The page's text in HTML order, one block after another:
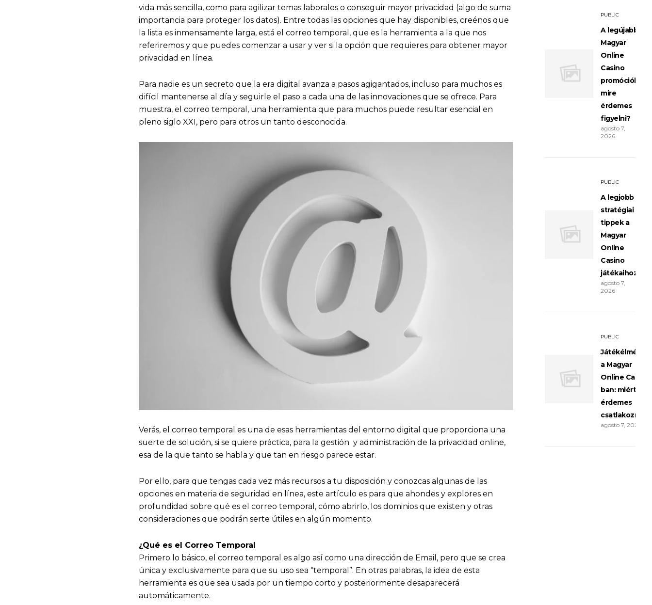
vida más sencilla, como para agilizar temas laborales o conseguir mayor privacidad (algo de suma
importancia para proteger los datos). Entre todas las opciones que hay disponibles, creénos que
la lista es inmensamente larga, está el correo temporal, que es la herramienta a la que nos
referiremos y que puedes comenzar a usar y ver si la opción que requieres para obtener mayor
privacidad en línea.
Para nadie es un secreto que la era digital avanza a pasos agigantados, incluso para muchos es
difícil mantenerse al día y seguirle el paso a cada una de las innovaciones que se ofrece. Para
muestra, el correo temporal, una herramienta que para muchos puede resultar esencial en
pleno siglo XXI, pero para otros un tanto desconocida.
Verás, el correo temporal es una de esas herramientas del entorno digital que proporciona una
suerte de solución, si se quiere práctica, para la gestión y administración de la privacidad online,
esa de la que tanto se habla y que tan en riesgo parece estar.
Por ello, para que tengas cada vez más recursos a tu disposición y conozcas algunas de las
opciones en materia de seguridad en línea, este artículo es para que ahondes y explores en
profundidad sobre qué es el correo temporal, cómo abrirlo, los dominios que existen y otras
consideraciones que podrán serte útiles en algún momento.
¿Qué es el Correo Temporal
Primero lo básico, el correo temporal es algo así como una dirección de Email, pero que se crea
única y exclusivamente para que su uso sea “temporal”. En otras palabras, la idea de esta
herramienta es que sea usada por un tiempo corto y posteriormente desaparecerá
automáticamente.
PUBLIC
A legújabb
Magyar
Online
Casino
promóciók:
mire
érdemes
figyelni?
agosto 7,
2026
PUBLIC
A legjobb
stratégiai
tippek a
Magyar
Online
Casino
játékaihoz
agosto 7,
2026
PUBLIC
a Magyar
Online Casino-
ban: miért
érdemes
csatlakozni?
agosto 7, 2026